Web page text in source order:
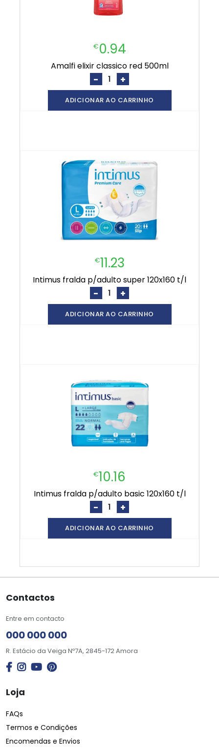
€0.94
amalfi elixir classico red 500ml
- +
ADICIONAR AO CARRINHO
€11.23
intimus fralda p/adulto super 120x160 t/l
- +
ADICIONAR AO CARRINHO
€10.16
intimus fralda p/adulto basic 120x160 t/l
- +
ADICIONAR AO CARRINHO
Contactos
Entre em contacto
000 000 000
R. Estácio da Veiga Nº7A, 2845-172 Amora
Loja
FAQs
Termos e Condições
Encomendas e Envios